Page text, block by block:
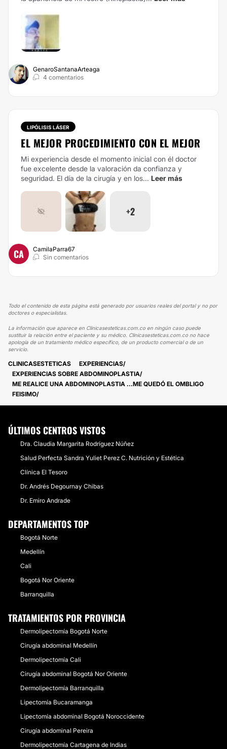
GenaroSantanaArteaga
4 comentarios
LIPÓLISIS LÁSER
EL MEJOR PROCEDIMIENTO CON EL MEJOR
Mi experiencia desde el momento inicial con él doctor
fue excelente desde la valoración da confianza y
seguridad. El día de la cirugía y en los... Leer más
+2
CA
CamilaParra67
Sin comentarios
Todo el contenido de esta página está generado por usuarios reales del portal y no por
doctores o especialistas.
La información que aparece en Clinicasesteticas.com.co en ningún caso puede
sustituir la relación entre el paciente y su médico. Clinicasesteticas.com.co no hace
apología de un tratamiento médico específico, de un producto comercial o de un
servicio.
CLINICASESTETICAS
EXPERIENCIAS
EXPERIENCIAS SOBRE ABDOMINOPLASTIA
ME REALICE UNA ABDOMINOPLASTIA ...ME QUEDÓ EL OMBLIGO
FEISIMO
ÚLTIMOS CENTROS VISTOS
Dra. Claudia Margarita Rodríguez Núñez
Salud Perfecta Sandra Yuliet Perez C. Nutrición y Estética
Clínica El Tesoro
Dr. Andrés Degournay Chibas
Dr. Emiro Andrade
DEPARTAMENTOS TOP
Bogotá Norte
Medellín
Cali
Bogotá Nor Oriente
Barranquilla
TRATAMIENTOS POR PROVINCIA
Dermolipectomía Bogotá Norte
Cirugía abdominal Medellín
Dermolipectomía Cali
Cirugía abdominal Bogotá Nor Oriente
Dermolipectomía Barranquilla
Lipectomía Bucaramanga
Lipectomía abdominal Bogotá Noroccidente
Cirugía abdominal Pereira
Dermolipectomía Cartagena de Indias